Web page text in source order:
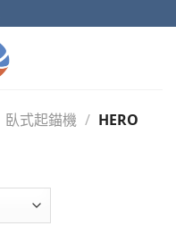
臥式起錨機 / HERO